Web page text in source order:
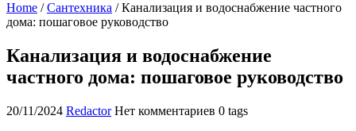
Home /Сантехника /Канализация и водоснабжение частного
дома: пошаговое руководство
Канализация и водоснабжение
частного дома: пошаговое руководство
20/11/2024 Redactor Нет комментариев 0 tags